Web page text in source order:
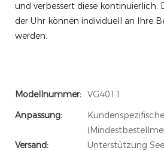
und verbessert diese kontinuierlich.
der Uhr können individuell an Ihre
werden.
Modellnummer: VG4011
Anpassung:
Versand:
Unterstützung